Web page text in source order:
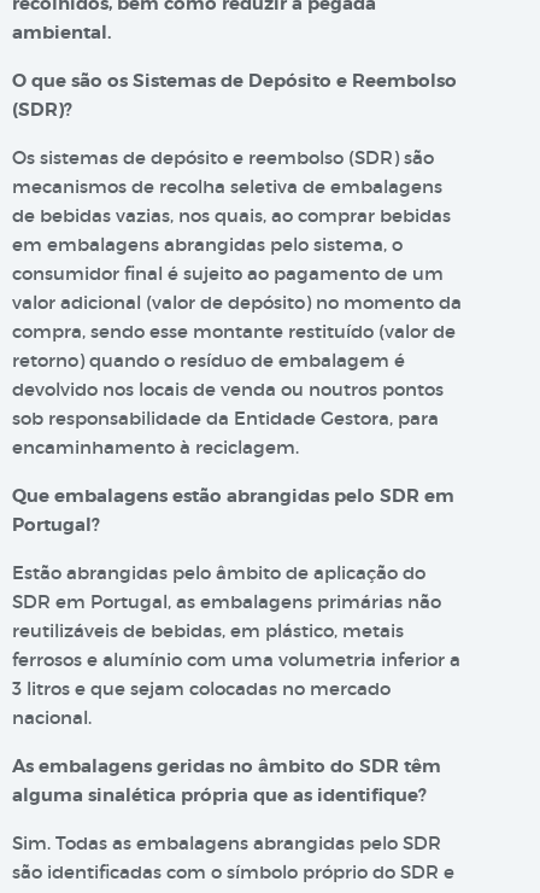
ambiental.
O que são os Sistemas de Depósito e Reembolso
(SDR)?
Os sistemas de depósito e reembolso (SDR) são
mecanismos de recolha seletiva de embalagens
de bebidas vazias, nos quais, ao comprar bebidas
em embalagens abrangidas pelo sistema, o
consumidor final é sujeito ao pagamento de um
valor adicional (valor de depósito) no momento da
compra, sendo esse montante restituído (valor de
retorno) quando o resíduo de embalagem é
devolvido nos locais de venda ou noutros pontos
sob responsabilidade da Entidade Gestora, para
encaminhamento à reciclagem.
Que embalagens estão abrangidas pelo SDR em
Portugal?
Estão abrangidas pelo âmbito de aplicação do
SDR em Portugal, as embalagens primárias não
reutilizáveis de bebidas, em plástico, metais
ferrosos e alumínio com uma volumetria inferior a
3 litros e que sejam colocadas no mercado
nacional.
As embalagens geridas no âmbito do SDR têm
alguma sinalética própria que as identifique?
Sim. Todas as embalagens abrangidas pelo SDR
são identificadas com o símbolo próprio do SDR e